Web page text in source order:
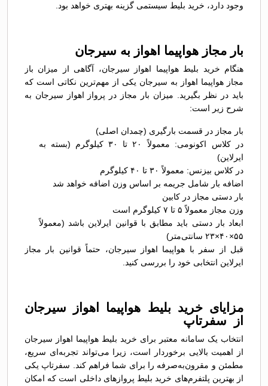
وجود دارد، خرید بلیط سیستمی گزینه بهتری خواهد بود.
بار مجاز هواپیما اهواز به سیرجان
هنگام خرید بلیط هواپیما اهواز سیرجان، آگاهی از میزان باز
مجاز هواپیما اهواز به سیرجان یکی از مهم‌ترین نکاتی است که
باید در نظر بگیرید. میزان بار مجاز در پرواز اهواز سیرجان به
شرح زیر است:
بار مجاز در قسمت بارگیری (چمدان اصلی)
در کلاس اکونومی: معمولاً ۲۰ تا ۳۰ کیلوگرم (بسته به
ایرلاین)
در کلاس بیزنس: معمولاً ۳۰ تا ۴۰ کیلوگرم
اضافه بار شامل جریمه بر اساس وزن اضافه خواهد شد
بار دستی مجاز در کابین
وزن مجاز معمولاً ۵ تا ۷ کیلوگرم است
ابعاد بار دستی باید مطابق با قوانین ایرلاین باشد (معمولاً
۵۵×۴۰×۲۳ سانتی‌متر)
قبل از سفر با هواپیما اهواز سیرجان، حتماً قوانین بار مجاز
ایرلاین انتخابی خود را بررسی کنید.
مزایای خرید بلیط هواپیما اهواز سیرجان
از سفرتاپ
انتخاب یک سامانه معتبر برای خرید بلیط هواپیما اهواز سیرجان
از اهمیت بالایی برخوردار است، زیرا می‌تواند تجربه‌ای سریع،
مطمئن و مقرون‌به‌صرفه را برای شما فراهم کند. سفرتاپ یکی
از بهترین پلتفرم‌های خرید بلیط پروازهای داخلی است که امکان